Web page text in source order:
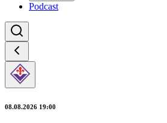
Podcast
08.08.2026 19:00